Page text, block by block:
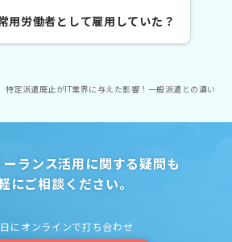
用労働者として雇用していた？
特定派遣廃止がIT業界に与えた影響！一般派遣との違い
ランス活用に関する疑問も
にご相談ください。
にオンラインで打ち合わせ